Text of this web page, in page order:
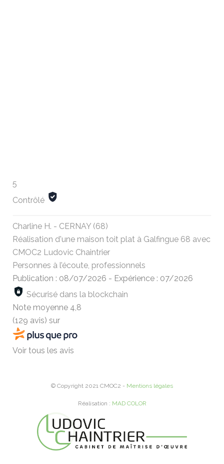
5
Contrôlé
Charline H. - CERNAY (68)
Réalisation d'une maison toit plat à Galfingue 68 avec
CMOC2 Ludovic Chaintrier
Personnes à l’écoute, professionnels
Publication : 08/07/2026 - Expérience : 07/2026
Sécurisé dans la blockchain
Note moyenne 4,8
(129 avis) sur
Voir tous les avis
© Copyright 2021 CMOC2 - Mentions légales
Réalisation : MAD COLOR